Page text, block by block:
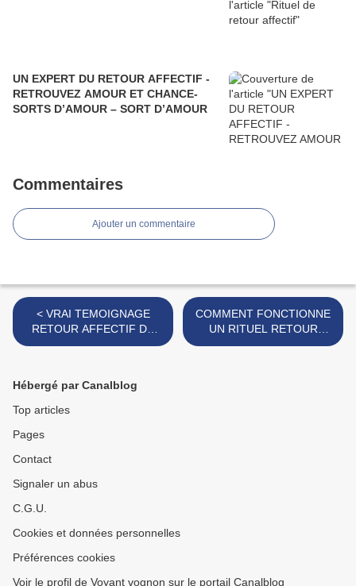
UN EXPERT DU RETOUR AFFECTIF -
RETROUVEZ AMOUR ET CHANCE-
SORTS D’AMOUR – SORT D’AMOUR
Commentaires
Ajouter un commentaire
< VRAI TEMOIGNAGE
RETOUR AFFECTIF DE
SON EX EN FRANCE
COMMENT FONCTIONNE
UN RITUEL RETOUR
AFFECTIF EN 48H >
Hébergé par Canalblog
Top articles
Pages
Contact
Signaler un abus
C.G.U.
Cookies et données personnelles
Préférences cookies
Voir le profil de Voyant vognon sur le portail Canalblog